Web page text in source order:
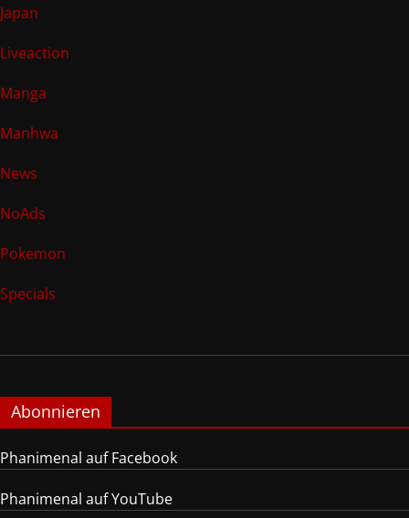
Japan
Liveaction
Manga
Manhwa
News
NoAds
Pokemon
Specials
Abonnieren
Phanimenal auf Facebook
Phanimenal auf YouTube